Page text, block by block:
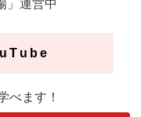
」運営中
べます！